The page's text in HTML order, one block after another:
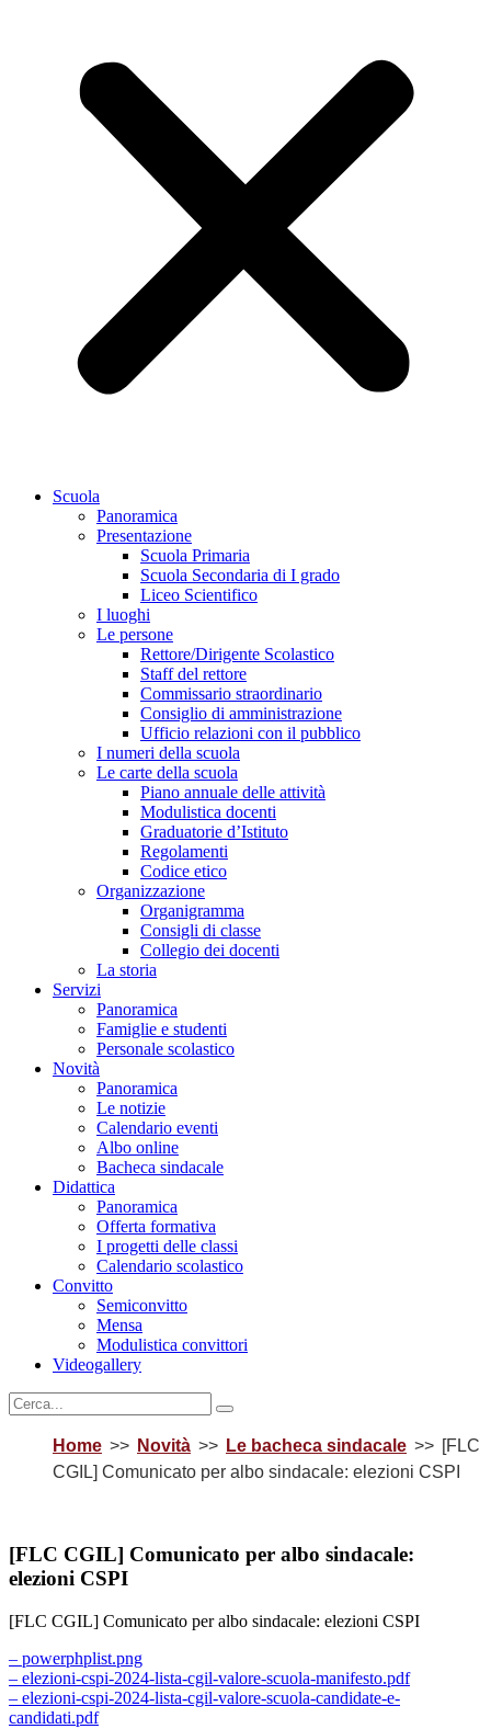
Scuola
Panoramica
Presentazione
Scuola Primaria
Scuola Secondaria di I grado
Liceo Scientifico
I luoghi
Le persone
Rettore/Dirigente Scolastico
Staff del rettore
Commissario straordinario
Consiglio di amministrazione
Ufficio relazioni con il pubblico
I numeri della scuola
Le carte della scuola
Piano annuale delle attività
Modulistica docenti
Graduatorie d’Istituto
Regolamenti
Codice etico
Organizzazione
Organigramma
Consigli di classe
Collegio dei docenti
La storia
Servizi
Panoramica
Famiglie e studenti
Personale scolastico
Novità
Panoramica
Le notizie
Calendario eventi
Albo online
Bacheca sindacale
Didattica
Panoramica
Offerta formativa
I progetti delle classi
Calendario scolastico
Convitto
Semiconvitto
Mensa
Modulistica convittori
Videogallery
Home Novità Le bacheca sindacale
[FLC
CGIL] Comunicato per albo sindacale: elezioni CSPI
[FLC CGIL] Comunicato per albo sindacale:
elezioni CSPI
[FLC CGIL] Comunicato per albo sindacale: elezioni CSPI
– powerphplist.png
– elezioni-cspi-2024-lista-cgil-valore-scuola-manifesto.pdf
– elezioni-cspi-2024-lista-cgil-valore-scuola-candidate-e-
candidati.pdf